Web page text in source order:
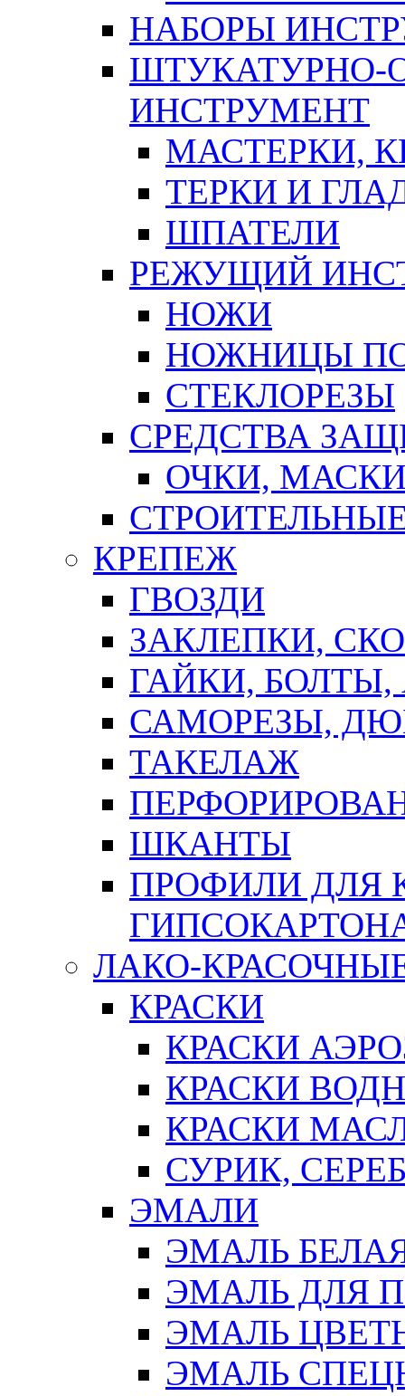
НАБОРЫ
ШТУКАТУРНО-
ИНСТРУМЕНТ
МАСТЕРКИ,
ТЕРКИ И
ШПАТЕЛИ
РЕЖУЩИЙ
НОЖИ
НОЖНИЦЫ
СТЕКЛОРЕЗЫ
СРЕДСТВА
ОЧКИ,
КРЕПЕЖ
ГВОЗДИ
ЗАКЛЕПКИ,
ГАЙКИ,
САМОРЕЗЫ,
ТАКЕЛАЖ
ШКАНТЫ
ПРОФИЛИ ДЛЯ
ЛАКО-
КРАСКИ
КРАСКИ
КРАСКИ
КРАСКИ
СУРИК,
ЭМАЛИ
ЭМАЛЬ
ЭМАЛЬ ДЛЯ
ЭМАЛЬ
ЭМАЛЬ